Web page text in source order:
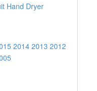
Hand Dryer
2014 2013 2012